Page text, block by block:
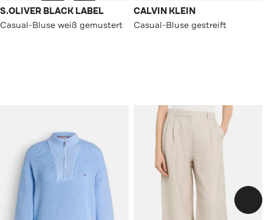
S.OLIVER BLACK LABEL
Casual-Bluse weiß gemustert
CALVIN KLEIN
Casual-Bluse gestreift